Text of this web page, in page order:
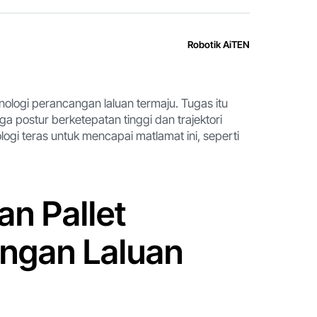
Robotik AiTEN
perancangan laluan termaju. Tugas itu
postur berketepatan tinggi dan trajektori
teras untuk mencapai matlamat ini, seperti
Pallet
Laluan